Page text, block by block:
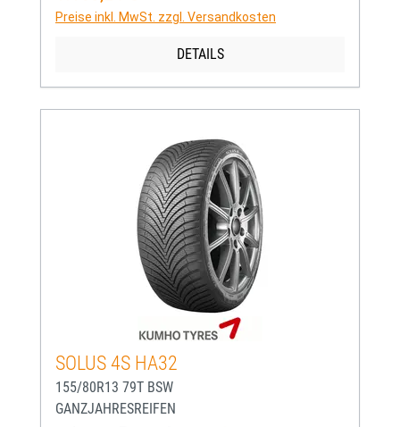
Preise inkl. MwSt. zzgl. Versandkosten
DETAILS
SOLUS 4S HA32
155/80R13 79T BSW
GANZJAHRESREIFEN